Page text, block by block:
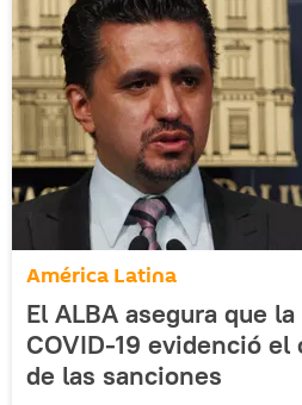
América Latina
El ALBA asegura que
COVID-19 evidenció
de las sanciones